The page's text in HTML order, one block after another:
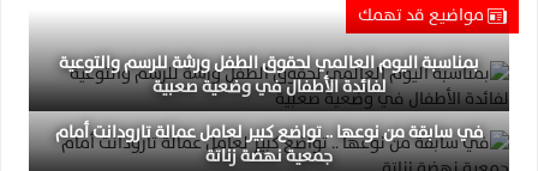
مواضيع قد تهمك
بمناسبة اليوم العالمي لحقوق الطفل ورشة للرسم والتوعية
لفائدة الأطفال في وضعية صعبية
في سابقة من نوعها .. تواضع كبير لعامل عمالة تارودانت أمام
جمعية نهضة زناتة